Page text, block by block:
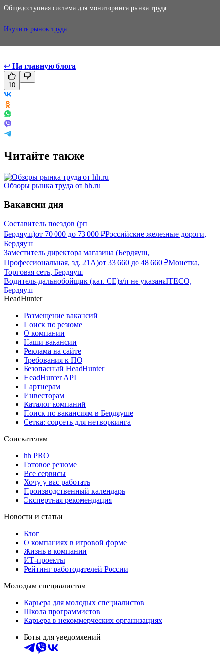
Общедоступная система для мониторинга рынка труда
Изучить рынок труда
↩ На главную блога
10
Читайте также
Обзоры рынка труда от hh.ru
Вакансии дня
Составитель поездов (рп
Бердяуш)от 70 000 до 73 000 ₽Российские железные дороги,
Бердяуш
Заместитель директора магазина (Бердяуш,
Профессиональная, зд. 21А)от 33 660 до 48 660 ₽Монетка,
Торговая сеть, Бердяуш
Водитель-дальнобойщик (кат. CE)з/п не указанаITECO,
Бердяуш
HeadHunter
Размещение вакансий
Поиск по резюме
О компании
Наши вакансии
Реклама на сайте
Требования к ПО
Безопасный HeadHunter
HeadHunter API
Партнерам
Инвесторам
Каталог компаний
Поиск по вакансиям в Бердяуше
Сетка: соцсеть для нетворкинга
Соискателям
hh PRO
Готовое резюме
Все сервисы
Хочу у вас работать
Производственный календарь
Экспертная рекомендация
Новости и статьи
Блог
О компаниях в игровой форме
Жизнь в компании
ИТ-проекты
Рейтинг работодателей России
Молодым специалистам
Карьера для молодых специалистов
Школа программистов
Карьера в некоммерческих организациях
Боты для уведомлений